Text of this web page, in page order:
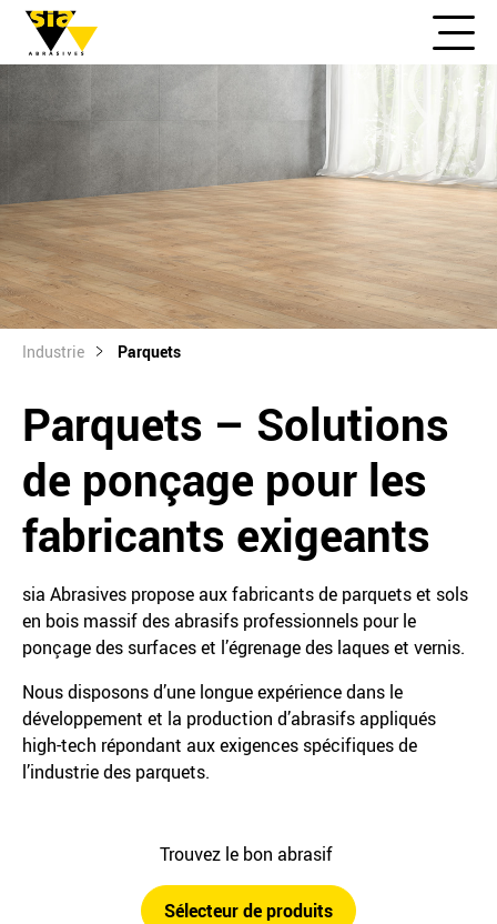
Industrie Parquets
Parquets – Solutions
de ponçage pour les
fabricants exigeants
sia Abrasives propose aux fabricants de parquets et sols
en bois massif des abrasifs professionnels pour le
ponçage des surfaces et l’égrenage des laques et vernis.
Nous disposons d’une longue expérience dans le
développement et la production d’abrasifs appliqués
high-tech répondant aux exigences spécifiques de
l’industrie des parquets.
Trouvez le bon abrasif
Sélecteur de produits